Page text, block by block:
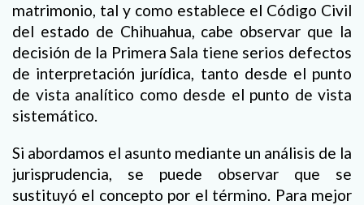
matrimonio, tal y como establece el Código Civil
del estado de Chihuahua, cabe observar que la
decisión de la Primera Sala tiene serios defectos
de interpretación jurídica, tanto desde el punto
de vista analítico como desde el punto de vista
sistemático.
Si abordamos el asunto mediante un análisis de la
jurisprudencia, se puede observar que se
sustituyó el concepto por el término. Para mejor